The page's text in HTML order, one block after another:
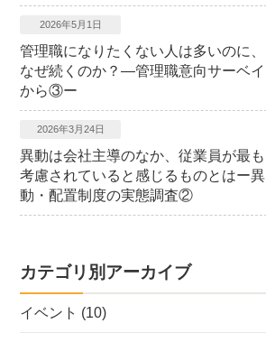
2026年5月1日
管理職になりたくない人は多いのに、
なぜ続くのか？―管理職意向サーベイ
から③ー
2026年3月24日
異動は会社主導のなか、従業員が最も
考慮されていると感じるものとはー異
動・配置制度の実態調査②
カテゴリ別アーカイブ
イベント (10)